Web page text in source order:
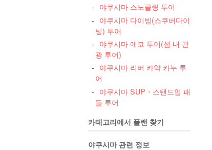
야쿠시마 스노클링 투어
야쿠시마 다이빙(스쿠버다이
빙) 투어
야쿠시마 에코 투어(섬 내 관
광 투어)
야쿠시마 리버 카약 카누 투
어
야쿠시마 SUP・스탠드업 패
들 투어
카테고리에서 플랜 찾기
야쿠시마 관련 정보